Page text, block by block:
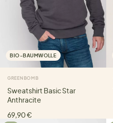
BIO-BAUMWOLLE
GREENBOMB
Sweatshirt Basic Star
Anthracite
69,90 €